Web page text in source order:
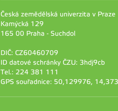
Česká zemědělská univerzita v Praze
Kamýcká 129
165 00 Praha - Suchdol
DIČ: CZ60460709
ID datové schránky ČZU: 3hdj9cb
Tel.: 224 381 111
GPS souřadnice: 50,129976,